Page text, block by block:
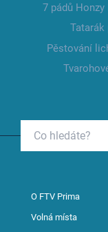
7 pádů Honzy
Tatarák
Pěstování
O FTV Prima
Volná místa